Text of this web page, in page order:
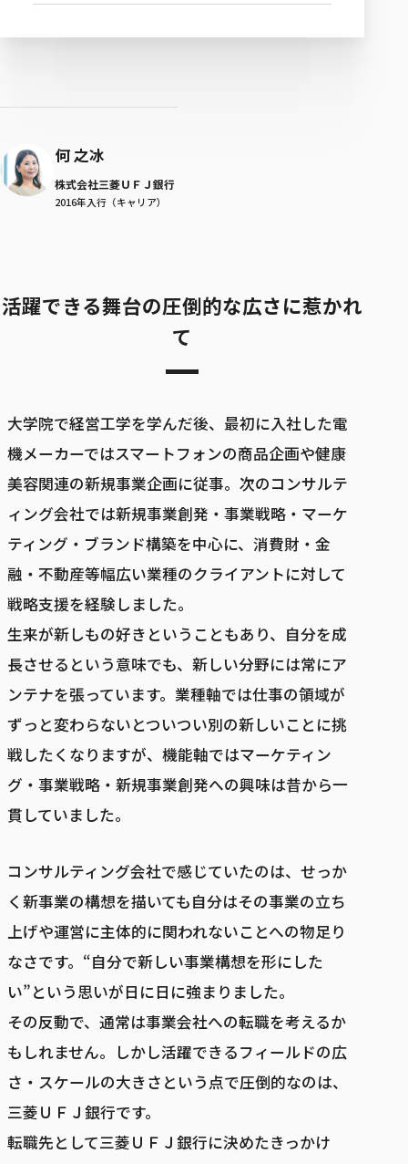
何 之冰
株式会社三菱ＵＦＪ銀行
2016年入行（キャリア）
活躍できる舞台の圧倒的な広さに惹かれ
て
大学院で経営工学を学んだ後、最初に入社した電
機メーカーではスマートフォンの商品企画や健康
美容関連の新規事業企画に従事。次のコンサルテ
ィング会社では新規事業創発・事業戦略・マーケ
ティング・ブランド構築を中心に、消費財・金
融・不動産等幅広い業種のクライアントに対して
戦略支援を経験しました。
生来が新しもの好きということもあり、自分を成
長させるという意味でも、新しい分野には常にア
ンテナを張っています。業種軸では仕事の領域が
ずっと変わらないとついつい別の新しいことに挑
戦したくなりますが、機能軸ではマーケティン
グ・事業戦略・新規事業創発への興味は昔から一
貫していました。
コンサルティング会社で感じていたのは、せっか
く新事業の構想を描いても自分はその事業の立ち
上げや運営に主体的に関われないことへの物足り
なさです。“自分で新しい事業構想を形にした
い”という思いが日に日に強まりました。
その反動で、通常は事業会社への転職を考えるか
もしれません。しかし活躍できるフィールドの広
さ・スケールの大きさという点で圧倒的なのは、
三菱ＵＦＪ銀行です。
転職先として三菱ＵＦＪ銀行に決めたきっかけ